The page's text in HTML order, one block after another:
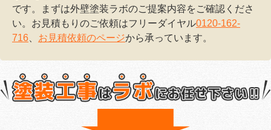
です。まずは外壁塗装ラボのご提案内容をご確認くださ
い。お見積もりのご依頼はフリーダイヤル0120-162-
716
お見積依頼のページから承っています。